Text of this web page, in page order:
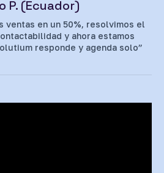
P. (Ecuador)
ventas en un 50%, resolvimos el
y ahora estamos
responde y agenda solo”